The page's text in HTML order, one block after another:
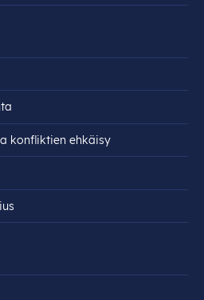
konfliktien ehkäisy